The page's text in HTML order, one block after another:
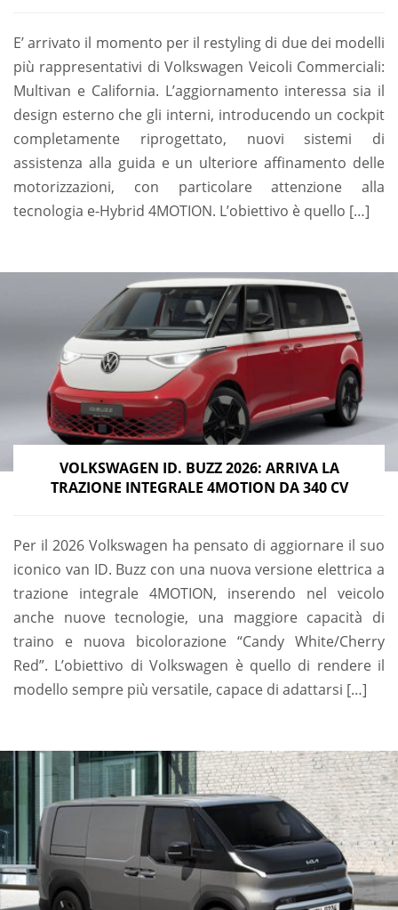
E’ arrivato il momento per il restyling di due dei modelli
più rappresentativi di Volkswagen Veicoli Commerciali:
Multivan e California. L’aggiornamento interessa sia il
design esterno che gli interni, introducendo un cockpit
completamente riprogettato, nuovi sistemi di
assistenza alla guida e un ulteriore affinamento delle
motorizzazioni, con particolare attenzione alla
tecnologia e-Hybrid 4MOTION. L’obiettivo è quello […]
VOLKSWAGEN ID. BUZZ 2026: ARRIVA LA
TRAZIONE INTEGRALE 4MOTION DA 340 CV
Per il 2026 Volkswagen ha pensato di aggiornare il suo
iconico van ID. Buzz con una nuova versione elettrica a
trazione integrale 4MOTION, inserendo nel veicolo
anche nuove tecnologie, una maggiore capacità di
traino e nuova bicolorazione “Candy White/Cherry
Red”. L’obiettivo di Volkswagen è quello di rendere il
modello sempre più versatile, capace di adattarsi […]